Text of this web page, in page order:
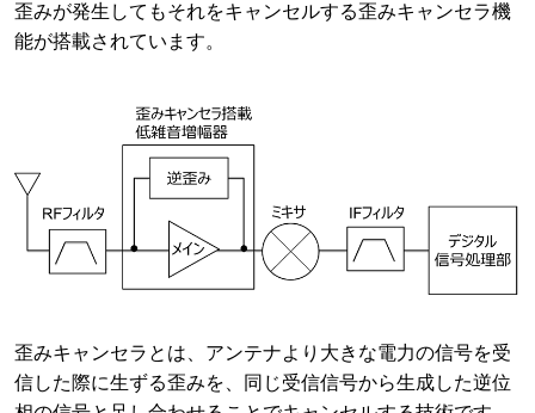
歪みが発生してもそれをキャンセルする歪みキャンセラ機
能が搭載されています。
歪みキャンセラとは、アンテナより大きな電力の信号を受
信した際に生ずる歪みを、同じ受信信号から生成した逆位